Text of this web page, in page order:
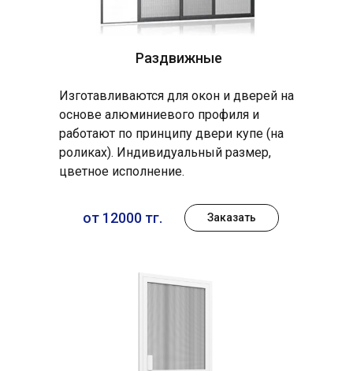
Раздвижные
Изготавливаются для окон и дверей на
основе алюминиевого профиля и
работают по принципу двери купе (на
роликах). Индивидуальный размер,
цветное исполнение.
от 12000 тг. Заказать